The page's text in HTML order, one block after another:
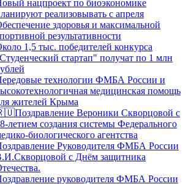
нацпроект по биоэкономике
реализовывать с апреля
здоровья и максимальной
результативности
1,5 тыс. победителей конкурса
стартап" получат по 1 млн
технологии ФМБА России и
медицинская помощь
жителей Крыма
Вероники Скворцовой с
летием создания системы Федерального
биологического агентства
Руководителя ФМБА России
с Днём защитника
руководителя ФМБА России